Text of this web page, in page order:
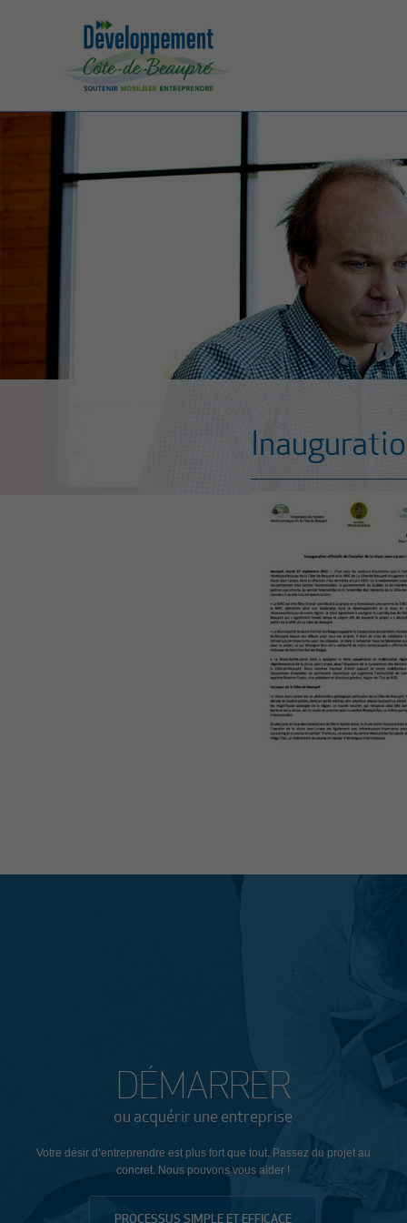
DÉMARRER
ou acquérir une entreprise
Votre désir d’entreprendre est plus fort que tout. Passez du projet au
concret. Nous pouvons vous aider !
PROCESSUS SIMPLE ET EFFICACE